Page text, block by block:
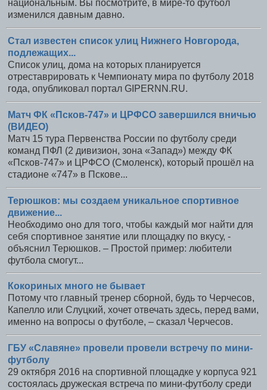
национальным. Вы посмотрите, в мире-то футбол
изменился давным давно.
Стал известен список улиц Нижнего Новгорода,
подлежащих...
Список улиц, дома на которых планируется
отреставрировать к Чемпионату мира по футболу 2018
года, опубликовал портал GIPERNN.RU.
Матч ФК «Псков-747» и ЦРФСО завершился вничью
(ВИДЕО)
Матч 15 тура Первенства России по футболу среди
команд ПФЛ (2 дивизион, зона «Запад») между ФК
«Псков-747» и ЦРФСО (Смоленск), который прошёл на
стадионе «747» в Пскове...
Терюшков: мы создаем уникальное спортивное
движение...
Необходимо оно для того, чтобы каждый мог найти для
себя спортивное занятие или площадку по вкусу, -
объяснил Терюшков. – Простой пример: любители
футбола смогут...
Кокориных много не бывает
Потому что главный тренер сборной, будь то Черчесов,
Капелло или Слуцкий, хочет отвечать здесь, перед вами,
именно на вопросы о футболе, – сказал Черчесов.
ГБУ «Славяне» провели провели встречу по мини-
футболу
29 октября 2016 на спортивной площадке у корпуса 921
состоялась дружеская встреча по мини-футболу среди